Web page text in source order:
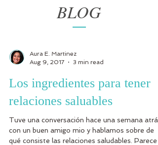
BLOG
Aura E. Martinez
Aug 9, 2017
3 min read
Los ingredientes para tener
relaciones saluables
Tuve una conversación hace una semana atrás
con un buen amigo mio y hablamos sobre de
qué consiste las relaciones saludables. Parece